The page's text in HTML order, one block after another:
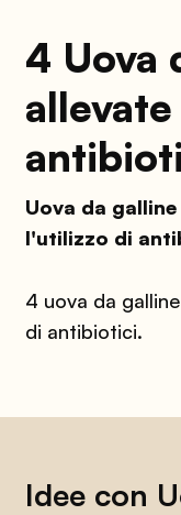
4 Uova
Uova da
l'utilizzo di
4 uova da
di antibiotici.
Idee con